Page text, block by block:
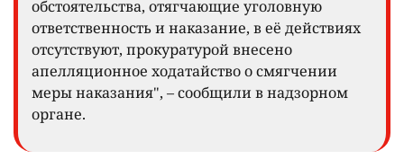
обстоятельства, отягчающие уголовную
ответственность и наказание, в её действиях
отсутствуют, прокуратурой внесено
апелляционное ходатайство о смягчении
меры наказания", – сообщили в надзорном
органе.